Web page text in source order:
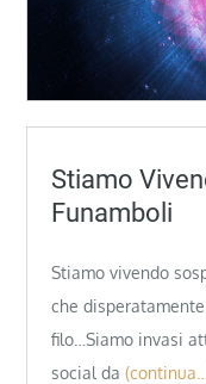
Stiamo
Funamboli
Stiamo vivendo
che
filo…Siamo invasi
social da